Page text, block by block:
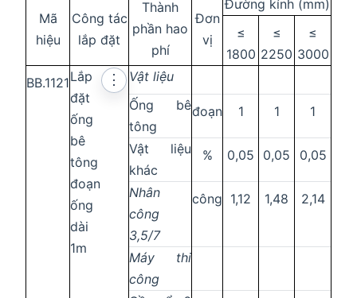
Mã
hiệu
Công tác
lắp đặt
Thành
phần hao
phí
Đơn
vị
Đường kính (mm)
≤
1800
≤
2250
≤
3000
BB.1121Lắp
đặt
ống
bê
tông
đoạn
ống
dài
1m
⋮
Vật liệu
Ống bê
tông
đoạn 1 1 1
Vật liệu
khác
% 0,05 0,05 0,05
Nhân
công
3,5/7
công 1,12 1,48 2,14
Máy thi
công